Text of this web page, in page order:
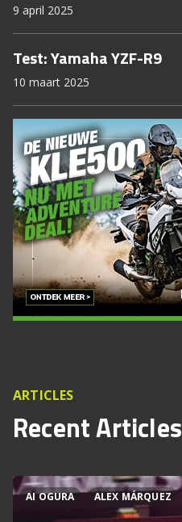
9 april 2025
Test: Yamaha YZF-R9
10 maart 2025
ARTICLES
Recent Articles
AI OGURA ALEX MÁRQUEZ